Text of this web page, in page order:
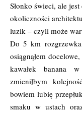
Słonko świeci, ale
okoliczności
luzik – czyli może
Do 5 km
osiągnąłem
kawałek banana
zmieniłbym
bowiem lubię
smaku w ustach